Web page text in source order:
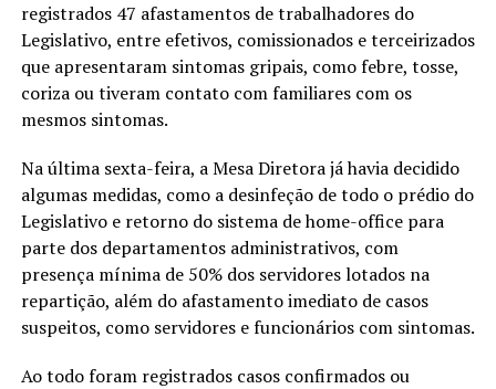
registrados 47 afastamentos de trabalhadores do
Legislativo, entre efetivos, comissionados e terceirizados
que apresentaram sintomas gripais, como febre, tosse,
coriza ou tiveram contato com familiares com os
mesmos sintomas.
Na última sexta-feira, a Mesa Diretora já havia decidido
algumas medidas, como a desinfeção de todo o prédio do
Legislativo e retorno do sistema de home-office para
parte dos departamentos administrativos, com
presença mínima de 50% dos servidores lotados na
repartição, além do afastamento imediato de casos
suspeitos, como servidores e funcionários com sintomas.
Ao todo foram registrados casos confirmados ou